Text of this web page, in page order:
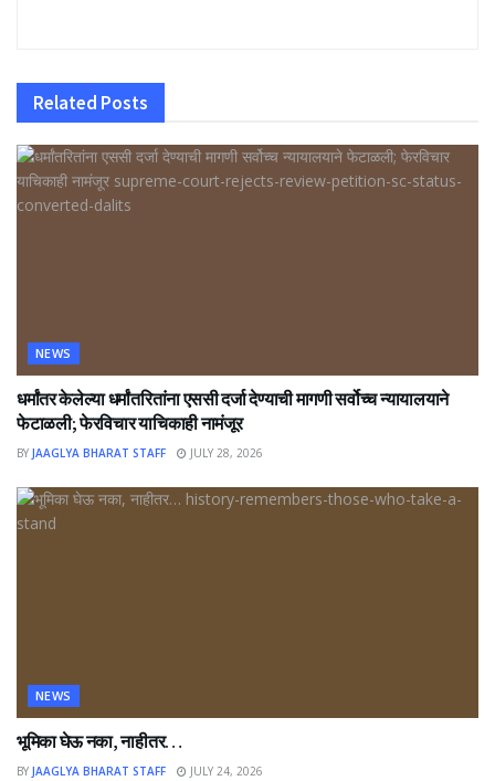
Related Posts
NEWS
धर्मांतर केलेल्या धर्मांतरितांना एससी दर्जा देण्याची मागणी सर्वोच्च न्यायालयाने
फेटाळली; फेरविचार याचिकाही नामंजूर
BY JAAGLYA BHARAT STAFF JULY 28, 2026
NEWS
भूमिका घेऊ नका, नाहीतर…
BY JAAGLYA BHARAT STAFF JULY 24, 2026